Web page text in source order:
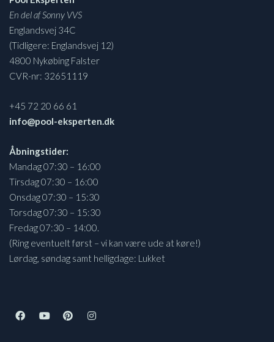
En del af Sonny VVS
Englandsvej 34C
(Tidligere: Englandsvej 12)
4800 Nykøbing Falster
CVR-nr: 32651119
+45 72 20 66 61
info@pool-eksperten.dk
Åbningstider:
Mandag 07:30 – 16:00
Tirsdag 07:30 – 16:00
Onsdag 07:30 – 15:30
Torsdag 07:30 – 15:30
Fredag 07:30 – 14:00.
(Ring eventuelt først – vi kan være ude at køre!)
Lørdag, søndag samt helligdage: Lukket